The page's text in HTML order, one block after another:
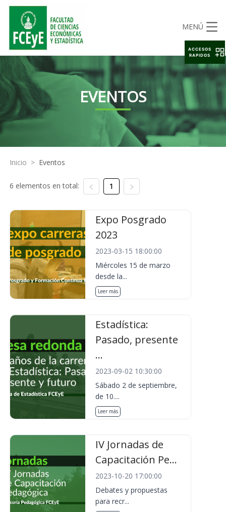
MENÚ
EVENTOS
Inicio > Eventos
6 elementos en total: 1
Expo Posgrado
2023
2023-03-15 18:00:00
Miércoles 15 de marzo
desde la...
Leer más
Estadística:
Pasado, presente
...
2023-09-02 10:30:00
Sábado 2 de septiembre,
de 10....
Leer más
IV Jornadas de
Capacitación Pe...
2023-10-20 17:00:00
Debates y propuestas
para recr...
ACCESOS
RAPIDOS